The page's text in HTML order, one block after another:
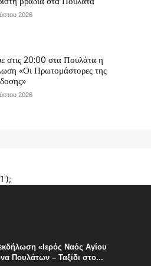
«Ιερός Ναός Αγίου
Πουλάτων – Ταξίδι στο...